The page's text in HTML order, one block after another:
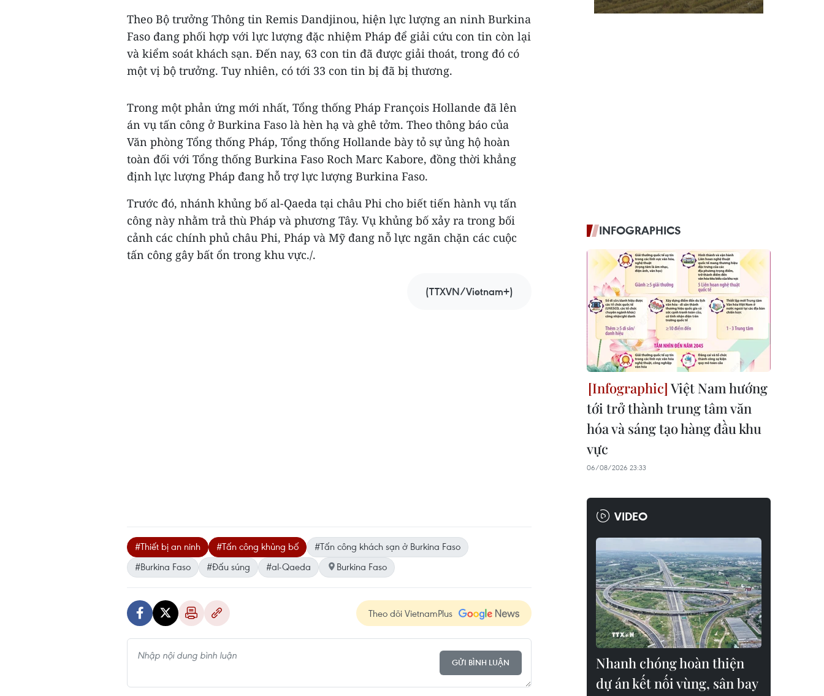
Theo Bộ trưởng Thông tin Remis Dandjinou, hiện lực lượng an ninh Burkina
Faso đang phối hợp với lực lượng đặc nhiệm Pháp để giải cứu con tin còn lại
và kiểm soát khách sạn. Đến nay, 63 con tin đã được giải thoát, trong đó có
một vị bộ trưởng. Tuy nhiên, có tới 33 con tin bị đã bị thương.
Trong một phản ứng mới nhất, Tổng thống Pháp François Hollande đã lên
án vụ tấn công ở Burkina Faso là hèn hạ và ghê tởm. Theo thông báo của
Văn phòng Tổng thống Pháp, Tổng thống Hollande bày tỏ sự ủng hộ hoàn
toàn đối với Tổng thống Burkina Faso Roch Marc Kabore, đồng thời khẳng
định lực lượng Pháp đang hỗ trợ lực lượng Burkina Faso.
Trước đó, nhánh khủng bố al-Qaeda tại châu Phi cho biết tiến hành vụ tấn
công này nhằm trả thù Pháp và phương Tây. Vụ khủng bố xảy ra trong bối
cảnh các chính phủ châu Phi, Pháp và Mỹ đang nỗ lực ngăn chặn các cuộc
tấn công gây bất ổn trong khu vực./.
(TTXVN/Vietnam+)
#Thiết bị an ninh #Tấn công khủng bố
#Tấn công khách sạn ở Burkina Faso
#Burkina Faso
#Đấu súng #al-Qaeda Burkina Faso
Theo dõi VietnamPlus
GỬI BÌNH LUẬN
INFOGRAPHICS
Việt Nam hướng
tới trở thành trung tâm văn
hóa và sáng tạo hàng đầu khu
vực
06/08/2026 23:33
VIDEO
Nhanh chóng hoàn thiện
dự án kết nối vùng, sân bay